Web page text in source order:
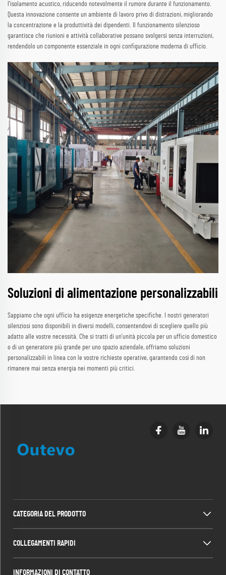
l'isolamento acustico, riducendo notevolmente il rumore durante il funzionamento.
Questa innovazione consente un ambiente di lavoro privo di distrazioni, migliorando
la concentrazione e la produttività dei dipendenti. Il funzionamento silenzioso
garantisce che riunioni e attività collaborative possano svolgersi senza interruzioni,
rendendolo un componente essenziale in ogni configurazione moderna di ufficio.
Soluzioni di alimentazione personalizzabili
Sappiamo che ogni ufficio ha esigenze energetiche specifiche. I nostri generatori
silenziosi sono disponibili in diversi modelli, consentendovi di scegliere quello più
adatto alle vostre necessità. Che si tratti di un'unità piccola per un ufficio domestico
o di un generatore più grande per uno spazio aziendale, offriamo soluzioni
personalizzabili in linea con le vostre richieste operative, garantendo così di non
rimanere mai senza energia nei momenti più critici.
CATEGORIA DEL PRODOTTO
COLLEGAMENTI RAPIDI
INFORMAZIONI DI CONTATTO